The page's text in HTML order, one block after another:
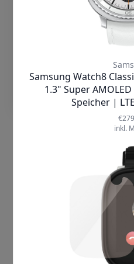
der Bestellung stehen zum
Bonitätsprüfung an eine
erhaltenen Informationen
abgewogene Entscheidung
Durchführung oder
Vertragsverhältnisses. Die
Wahrscheinlichkeitswerte
Basis wissenschaftlich
Berechnung unter anderem
Ihre schutzwürdigen Belange
gesetzlichen Bestimmungen
Datenverarbeitung dient
für eine Vertragsanbahnung.
Grundlage des Art. 6 Abs. 1
überwiegenden berechtigten
Zahlungsausfall, wenn
Cookies